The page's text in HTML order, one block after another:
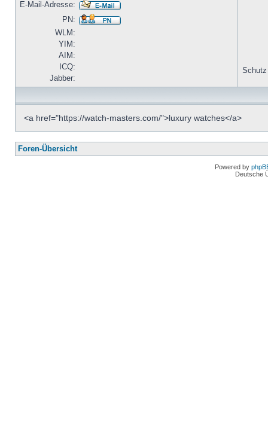
E-Mail-Adresse:
PN:
WLM:
YIM:
AIM:
ICQ:
Jabber:
Schutz
<a href="https://watch-masters.com/">luxury watches</a>
Foren-Übersicht
Powered by
Deutsche